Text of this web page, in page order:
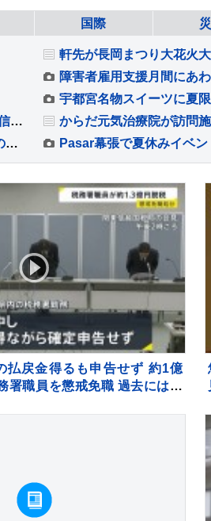
国際
障害者雇用支援月間にあ
宇都宮名物スイーツに夏
敷島住宅がSalesforce入力エージェント「bellSalesAI」で営業データの信頼性を向上
老舗銭湯「改良湯」がスヌーピー一色に！コラボイベント『スヌーピーの湯』開催
Pasar幕張で夏休みイベ
戻金得るも申告せず 約1億
署職員を懲戒免職 過去には納